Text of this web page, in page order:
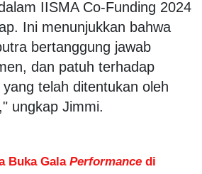
IISMA Co-Funding 2024
Ini menunjukkan bahwa
bertanggung jawab
dan patuh terhadap
telah ditentukan oleh
ungkap Jimmi.
Buka Gala Performance di